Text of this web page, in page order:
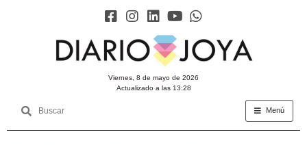
viernes, 8 de mayo de 2026
Actualizado a las 13:28
Menú